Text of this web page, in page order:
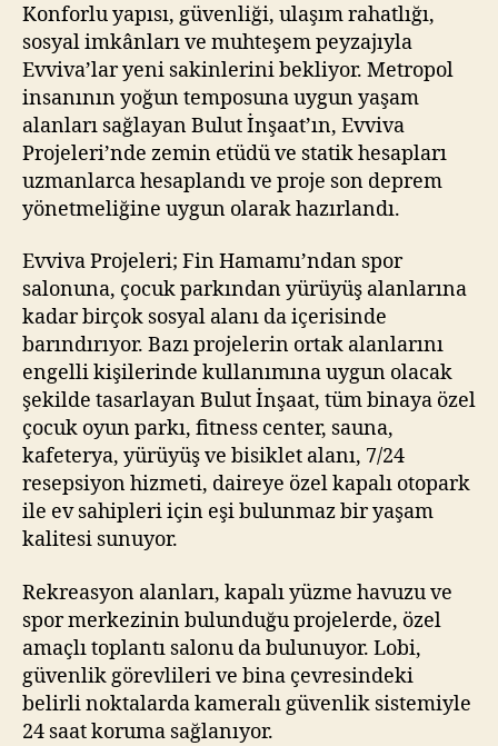
Konforlu yapısı, güvenliği, ulaşım rahatlığı,
sosyal imkânları ve muhteşem peyzajıyla
Evviva’lar yeni sakinlerini bekliyor. Metropol
insanının yoğun temposuna uygun yaşam
alanları sağlayan Bulut İnşaat’ın, Evviva
Projeleri’nde zemin etüdü ve statik hesapları
uzmanlarca hesaplandı ve proje son deprem
yönetmeliğine uygun olarak hazırlandı.
Evviva Projeleri; Fin Hamamı’ndan spor
salonuna, çocuk parkından yürüyüş alanlarına
kadar birçok sosyal alanı da içerisinde
barındırıyor. Bazı projelerin ortak alanlarını
engelli kişilerinde kullanımına uygun olacak
şekilde tasarlayan Bulut İnşaat, tüm binaya özel
çocuk oyun parkı, fitness center, sauna,
kafeterya, yürüyüş ve bisiklet alanı, 7/24
resepsiyon hizmeti, daireye özel kapalı otopark
ile ev sahipleri için eşi bulunmaz bir yaşam
kalitesi sunuyor.
Rekreasyon alanları, kapalı yüzme havuzu ve
spor merkezinin bulunduğu projelerde, özel
amaçlı toplantı salonu da bulunuyor. Lobi,
güvenlik görevlileri ve bina çevresindeki
belirli noktalarda kameralı güvenlik sistemiyle
24 saat koruma sağlanıyor.